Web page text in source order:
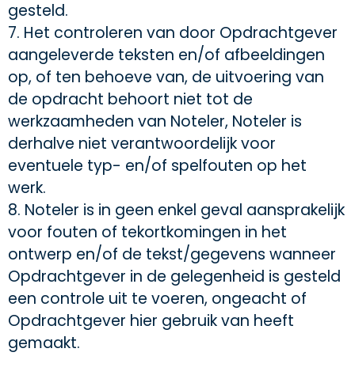
gesteld.
7. Het controleren van door Opdrachtgever
aangeleverde teksten en/of afbeeldingen
op, of ten behoeve van, de uitvoering van
de opdracht behoort niet tot de
werkzaamheden van Noteler, Noteler is
derhalve niet verantwoordelijk voor
eventuele typ- en/of spelfouten op het
werk.
8. Noteler is in geen enkel geval aansprakelijk
voor fouten of tekortkomingen in het
ontwerp en/of de tekst/gegevens wanneer
Opdrachtgever in de gelegenheid is gesteld
een controle uit te voeren, ongeacht of
Opdrachtgever hier gebruik van heeft
gemaakt.